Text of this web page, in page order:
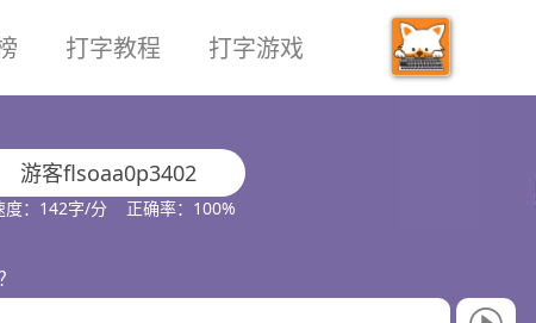
打字教程 打字游戏
游客flsoaa0p3402
度：142字/分 正确率：100%
活感到 了恐 惧
什么样的生活